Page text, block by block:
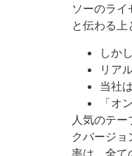
ソーのラ
と伝わる上
しか
リア
当社
「オ
人気のテ
クバージ
率は、全て